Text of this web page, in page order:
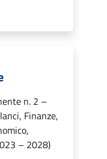
n. 2 –
Finanze,
– 2028)